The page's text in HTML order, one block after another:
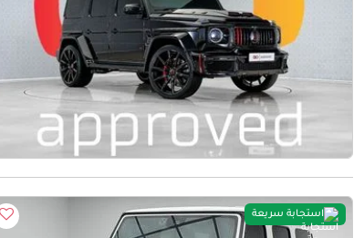
استجابة سريعة